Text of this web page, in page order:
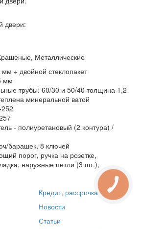
двери:
Металлические
+ двойной стеклопакет
мм
трубы: 60/30 и 50/40 толщина 1,2
минеральной ватой
- полиуретановый (2 контура) /
барашек, 8 ключей
порог, ручка на розетке,
наружные петли (3 шт.),
Кредит, рассрочка
Новости
Статьи